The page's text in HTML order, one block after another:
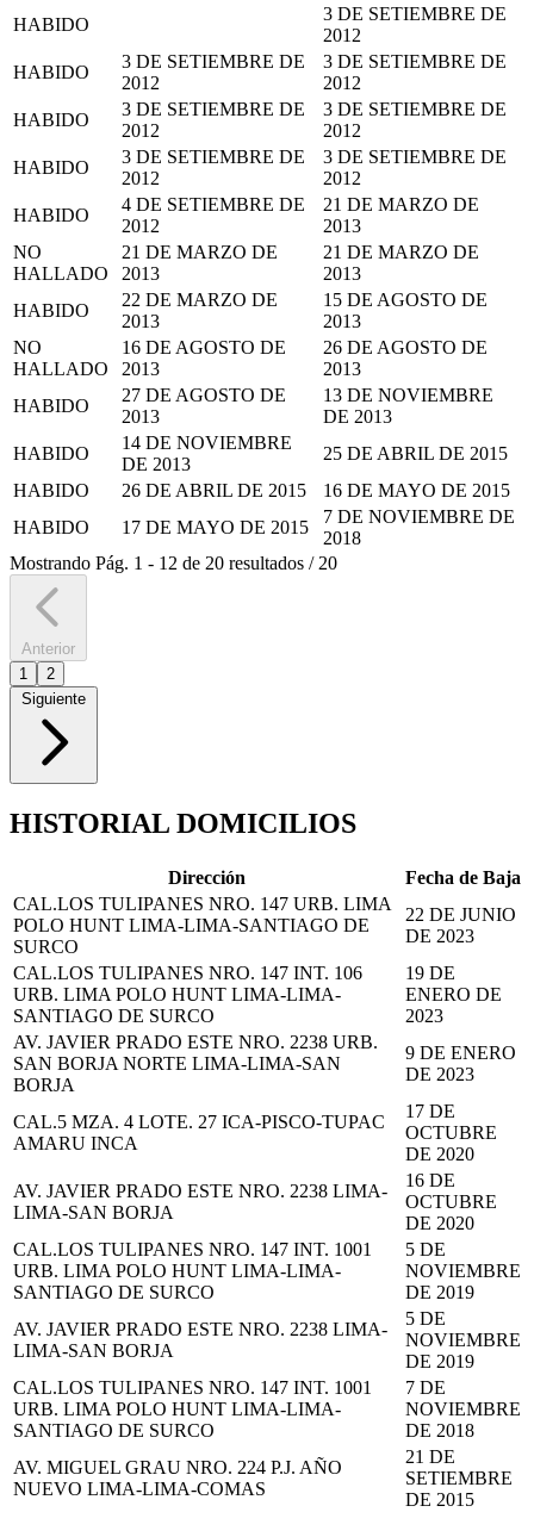
HABIDO
3 DE SETIEMBRE DE
2012
HABIDO
3 DE SETIEMBRE DE
2012
3 DE SETIEMBRE DE
2012
HABIDO
3 DE SETIEMBRE DE
2012
3 DE SETIEMBRE DE
2012
HABIDO
3 DE SETIEMBRE DE
2012
3 DE SETIEMBRE DE
2012
HABIDO
4 DE SETIEMBRE DE
2012
21 DE MARZO DE
2013
NO
HALLADO
21 DE MARZO DE
2013
21 DE MARZO DE
2013
HABIDO
22 DE MARZO DE
2013
15 DE AGOSTO DE
2013
NO
HALLADO
16 DE AGOSTO DE
2013
26 DE AGOSTO DE
2013
HABIDO
27 DE AGOSTO DE
2013
13 DE NOVIEMBRE
DE 2013
HABIDO
14 DE NOVIEMBRE
DE 2013
25 DE ABRIL DE 2015
HABIDO
26 DE ABRIL DE 2015
16 DE MAYO DE 2015
HABIDO
17 DE MAYO DE 2015
7 DE NOVIEMBRE DE
2018
Mostrando Pág. 1 - 12 de 20 resultados / 20
Anterior
1
2
Siguiente
HISTORIAL DOMICILIOS
Dirección
Fecha de Baja
CAL.LOS TULIPANES NRO. 147 URB. LIMA
POLO HUNT LIMA-LIMA-SANTIAGO DE
SURCO
22 DE JUNIO
DE 2023
CAL.LOS TULIPANES NRO. 147 INT. 106
URB. LIMA POLO HUNT LIMA-LIMA-
SANTIAGO DE SURCO
19 DE
ENERO DE
2023
AV. JAVIER PRADO ESTE NRO. 2238 URB.
SAN BORJA NORTE LIMA-LIMA-SAN
BORJA
9 DE ENERO
DE 2023
CAL.5 MZA. 4 LOTE. 27 ICA-PISCO-TUPAC
AMARU INCA
17 DE
OCTUBRE
DE 2020
AV. JAVIER PRADO ESTE NRO. 2238 LIMA-
LIMA-SAN BORJA
16 DE
OCTUBRE
DE 2020
CAL.LOS TULIPANES NRO. 147 INT. 1001
URB. LIMA POLO HUNT LIMA-LIMA-
SANTIAGO DE SURCO
5 DE
NOVIEMBRE
DE 2019
AV. JAVIER PRADO ESTE NRO. 2238 LIMA-
LIMA-SAN BORJA
5 DE
NOVIEMBRE
DE 2019
CAL.LOS TULIPANES NRO. 147 INT. 1001
URB. LIMA POLO HUNT LIMA-LIMA-
SANTIAGO DE SURCO
7 DE
NOVIEMBRE
DE 2018
AV. MIGUEL GRAU NRO. 224 P.J. AÑO
NUEVO LIMA-LIMA-COMAS
21 DE
SETIEMBRE
DE 2015